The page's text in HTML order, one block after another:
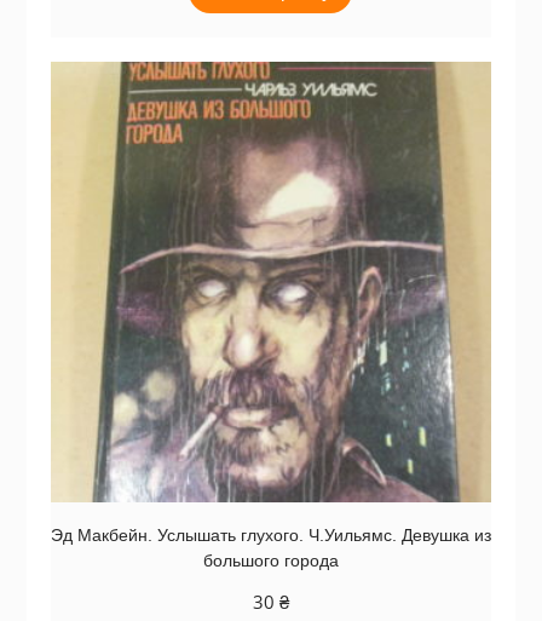
Эд Макбейн. Услышать глухого. Ч.Уильямс. Девушка из
большого города
30 ₴